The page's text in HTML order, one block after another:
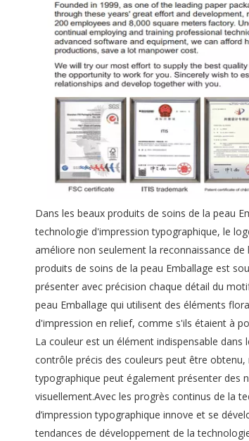
Dans les beaux produits de soins de la peau
technologie d'impression typographique, le
améliore non seulement la reconnaissance
produits de soins de la peau Emballage est
présenter avec précision chaque détail du
peau Emballage qui utilisent des éléments
d'impression en relief, comme s'ils étaient à
La couleur est un élément indispensable
contrôle précis des couleurs peut être
typographique peut également présenter des
visuellement.Avec les progrès continus de la
d’impression typographique innove et se
tendances de développement de la